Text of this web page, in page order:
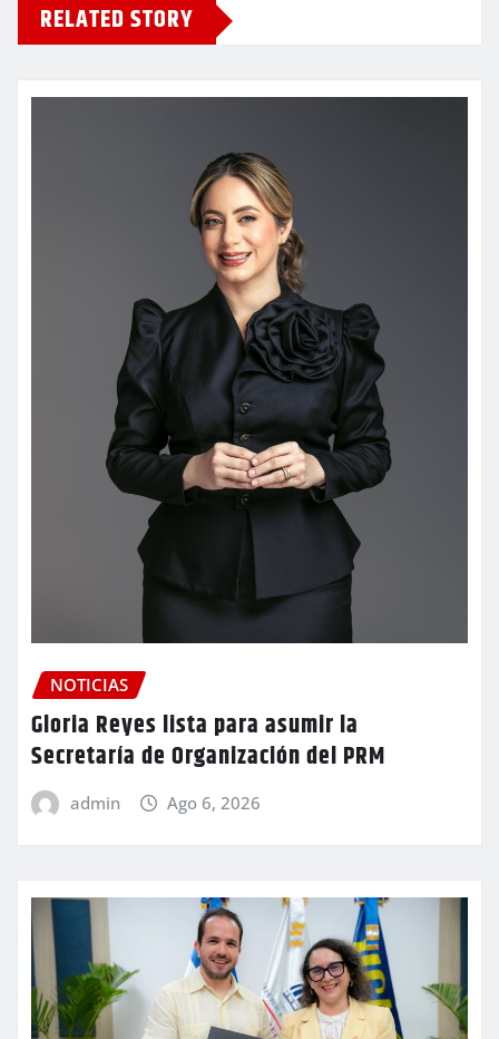
RELATED STORY
NOTICIAS
Gloria Reyes lista para asumir la
Secretaría de Organización del PRM
admin Ago 6, 2026